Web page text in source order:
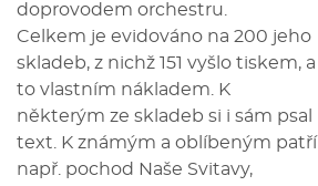
doprovodem orchestru.
Celkem je evidováno na 200 jeho
skladeb, z nichž 151 vyšlo tiskem, a
to vlastním nákladem. K
některým ze skladeb si i sám psal
text. K známým a oblíbeným patří
např. pochod Naše Svitavy,